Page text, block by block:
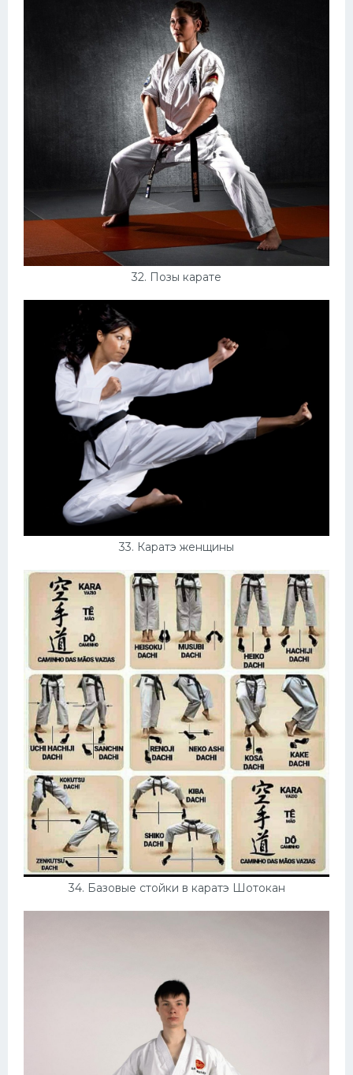
32. Позы карате
33. Каратэ женщины
34. Базовые стойки в каратэ Шотокан